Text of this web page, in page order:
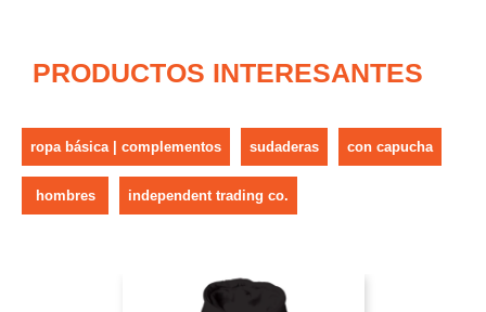
PRODUCTOS INTERESANTES
ropa básica | complementos sudaderas con capucha
hombres independent trading co.